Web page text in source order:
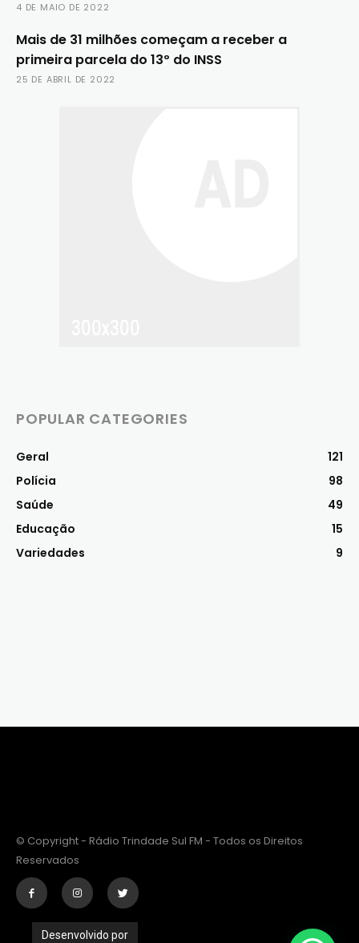
4 DE MAIO DE 2022
Mais de 31 milhões começam a receber a
primeira parcela do 13º do INSS
25 DE ABRIL DE 2022
POPULAR CATEGORIES
Geral
121
Polícia
98
Saúde
49
Educação
15
Variedades
9
© Copyright - Rádio Trindade Sul FM - Todos os Direitos
Reservados
Desenvolvido por